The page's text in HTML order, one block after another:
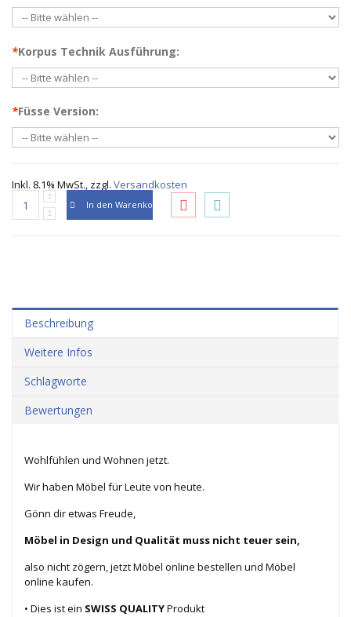
*Korpus Technik Ausführung:
*Füsse Version:
Inkl. 8.1% MwSt., zzgl. Versandkosten
In den Warenkorb
Beschreibung
Weitere Infos
Schlagworte
Bewertungen
Wohlfühlen und Wohnen jetzt.
Wir haben Möbel für Leute von heute.
Gönn dir etwas Freude,
Möbel in Design und Qualität muss nicht teuer sein,
also nicht zögern, jetzt Möbel online bestellen und Möbel
online kaufen.
• Dies ist ein SWISS QUALITYProdukt